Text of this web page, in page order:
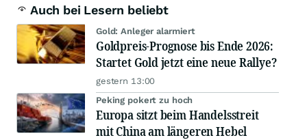
Auch bei Lesern beliebt
Gold: Anleger alarmiert
Goldpreis-Prognose bis Ende 2026:
Startet Gold jetzt eine neue Rallye?
gestern 13:00
Peking pokert zu hoch
Europa sitzt beim Handelsstreit
mit China am längeren Hebel